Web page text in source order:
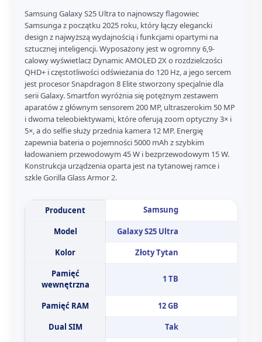
Samsung Galaxy S25 Ultra to najnowszy flagowiec
Samsunga z początku 2025 roku, który łączy elegancki
design z najwyższą wydajnością i funkcjami opartymi na
sztucznej inteligencji. Wyposażony jest w ogromny 6,9-
calowy wyświetlacz Dynamic AMOLED 2X o rozdzielczości
QHD+ i częstotliwości odświeżania do 120 Hz, a jego sercem
jest procesor Snapdragon 8 Elite stworzony specjalnie dla
serii Galaxy. Smartfon wyróżnia się potężnym zestawem
aparatów z głównym sensorem 200 MP, ultraszerokim 50 MP
i dwoma teleobiektywami, które oferują zoom optyczny 3× i
5×, a do selfie służy przednia kamera 12 MP. Energię
zapewnia bateria o pojemności 5000 mAh z szybkim
ładowaniem przewodowym 45 W i bezprzewodowym 15 W.
Konstrukcja urządzenia oparta jest na tytanowej ramce i
szkle Gorilla Glass Armor 2.
Producent Samsung
Model
Galaxy S25 Ultra
Kolor
Złoty Tytan
Pamięć
wewnętrzna
1 TB
Pamięć RAM
12 GB
Dual SIM
Tak